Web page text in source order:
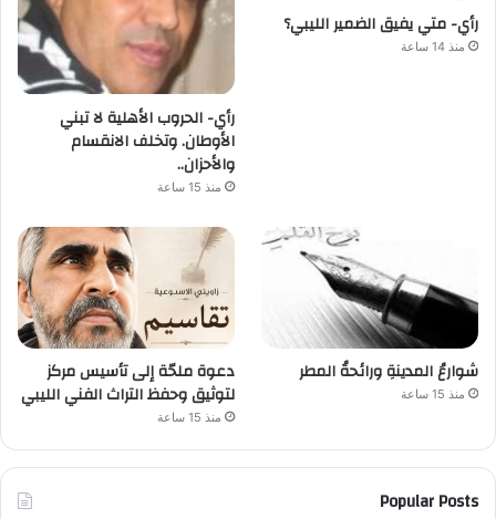
رأي- متي يفيق الضمير الليبي؟
منذ 14 ساعة
رأي- الحروب الأهلية لا تبني
الأوطان. وتخلف الانقسام
والأحزان..
منذ 15 ساعة
شوارعُ المدينةِ ورائحةُ المطر
منذ 15 ساعة
دعوة ملحّة إلى تأسيس مركز
لتوثيق وحفظ التراث الفني الليبي
منذ 15 ساعة
Popular Posts